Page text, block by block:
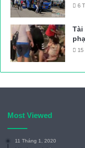
6
Tài
15
Most Viewed
11 Tháng 1, 2020